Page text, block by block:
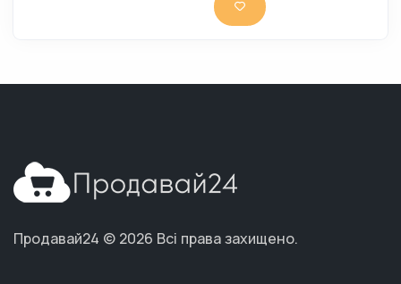
Продавай24 © 2026 Всі права захищено.